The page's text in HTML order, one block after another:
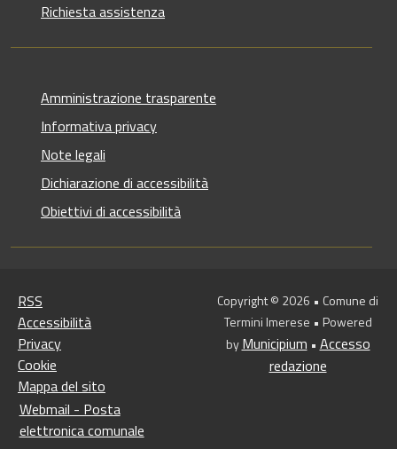
Richiesta assistenza
Amministrazione trasparente
Informativa privacy
Note legali
Dichiarazione di accessibilità
Obiettivi di accessibilità
RSS
Accessibilità
Privacy
Cookie
Mappa del sito
Webmail - Posta
elettronica comunale
Copyright © 2026 • Comune di
Termini Imerese • Powered
byMunicipium • Accesso
redazione